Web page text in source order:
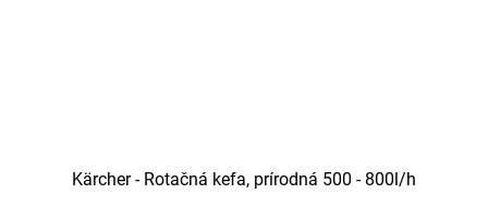
Kärcher - Rotačná kefa, prírodná 500 - 800l/h